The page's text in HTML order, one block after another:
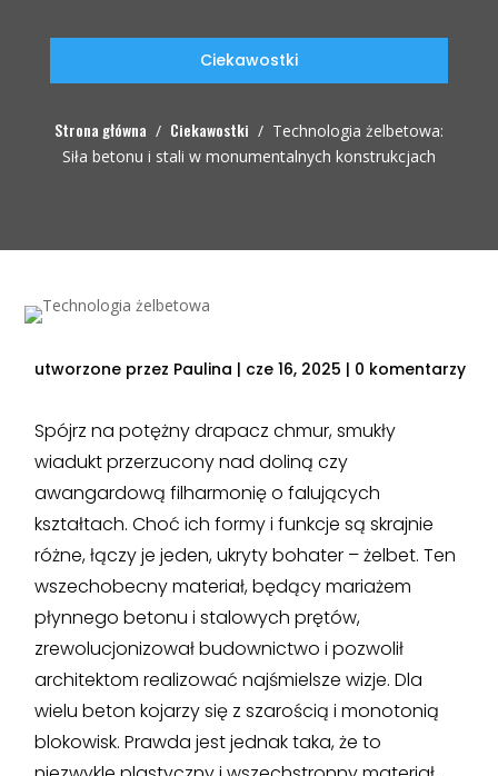
Ciekawostki
Strona główna / Ciekawostki / Technologia żelbetowa:
Siła betonu i stali w monumentalnych konstrukcjach
utworzone przez Paulina | cze 16, 2025 | 0 komentarzy
Spójrz na potężny drapacz chmur, smukły
wiadukt przerzucony nad doliną czy
awangardową filharmonię o falujących
kształtach. Choć ich formy i funkcje są skrajnie
różne, łączy je jeden, ukryty bohater – żelbet. Ten
wszechobecny materiał, będący mariażem
płynnego betonu i stalowych prętów,
zrewolucjonizował budownictwo i pozwolił
architektom realizować najśmielsze wizje. Dla
wielu beton kojarzy się z szarością i monotonią
blokowisk. Prawda jest jednak taka, że to